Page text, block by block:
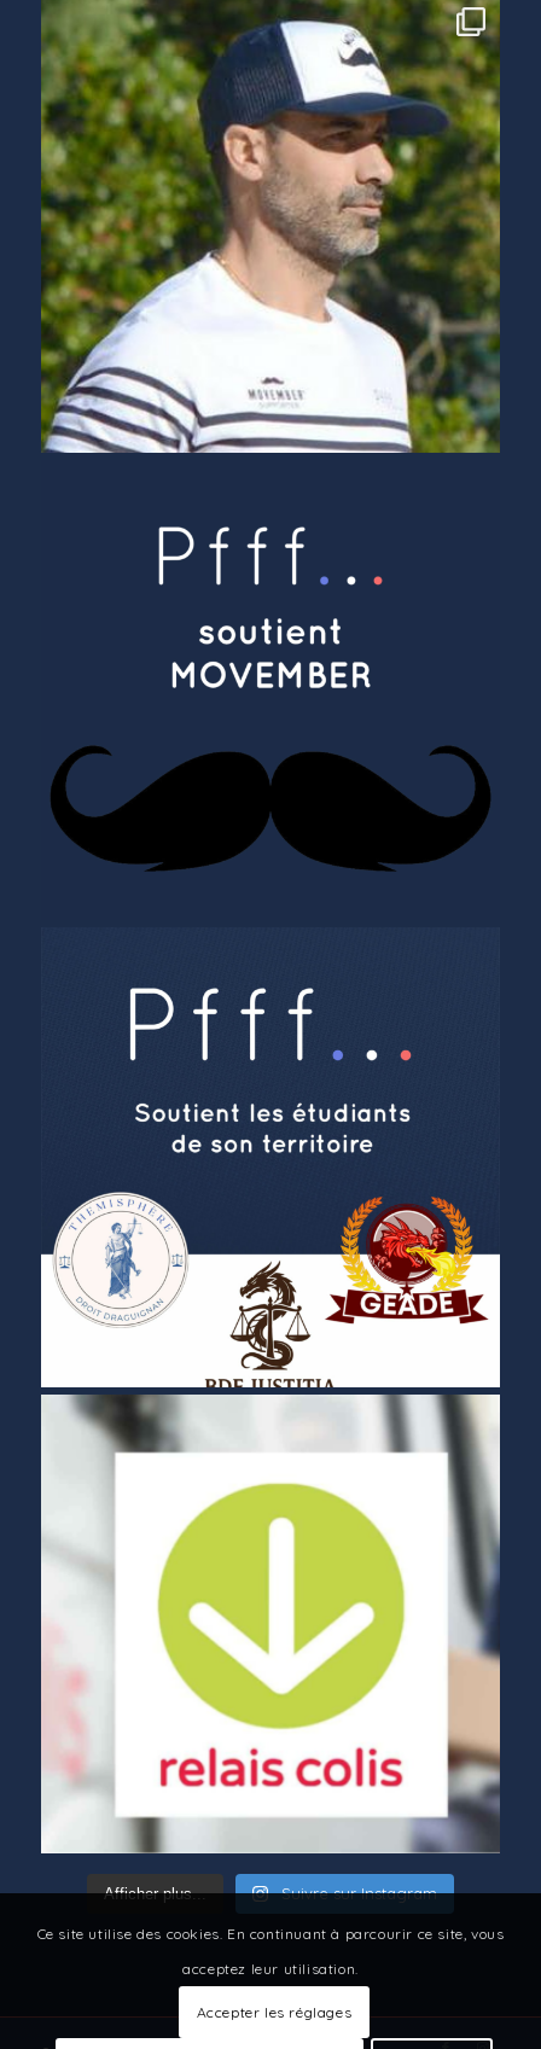
Afficher plus... Suivre sur Instagram
Ce site utilise des cookies. En continuant à parcourir ce site, vous
acceptez leur utilisation.
Accepter les réglages